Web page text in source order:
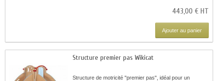
443,00 € HT
Ajouter au panier
Structure premier pas Wikicat
Structure de motricité "premier pas", idéal pour un